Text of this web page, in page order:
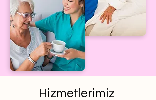
Hizmetlerimiz